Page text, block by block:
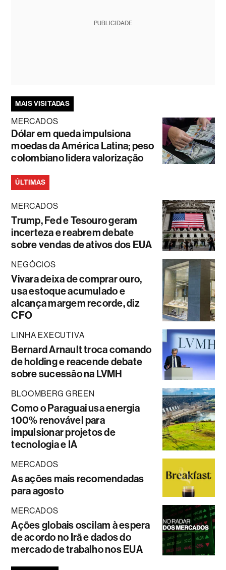
PUBLICIDADE
MAIS VISITADAS
MERCADOS
Dólar em queda impulsiona
moedas da América Latina; peso
colombiano lidera valorização
ÚLTIMAS
MERCADOS
Trump, Fed e Tesouro geram
incerteza e reabrem debate
sobre vendas de ativos dos EUA
NEGÓCIOS
Vivara deixa de comprar ouro,
usa estoque acumulado e
alcança margem recorde, diz
CFO
LINHA EXECUTIVA
Bernard Arnault troca comando
de holding e reacende debate
sobre sucessão na LVMH
BLOOMBERG GREEN
Como o Paraguai usa energia
100% renovável para
impulsionar projetos de
tecnologia e IA
MERCADOS
As ações mais recomendadas
para agosto
MERCADOS
Ações globais oscilam à espera
de acordo no Irã e dados do
mercado de trabalho nos EUA